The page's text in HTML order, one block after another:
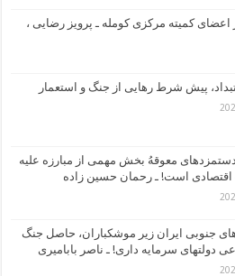
نامه ۱۰ تن از اعضای کمیته مرکزی کومله ـ پرویز رضایی ،
پیش شرط رهایی از جنگ و استعمار
دستمزدهای معوقهُ بخش مهمی از مبارزه علیه
اقتصادی است! ـ رحمان حسین زاده
جنوبی ایران زیر موشکباران، حاصل جنگ
دولتهای سرمایه داری! ـ ناصر بابامیری